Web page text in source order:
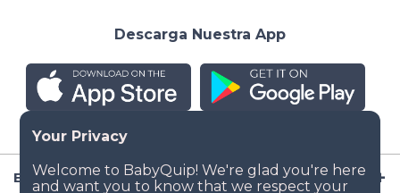
Empresa
Descarga Nuestra App